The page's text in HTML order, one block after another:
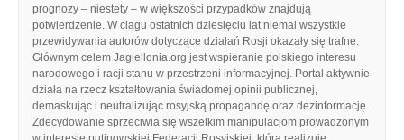
prognozy – niestety – w większości przypadków znajdują
potwierdzenie. W ciągu ostatnich dziesięciu lat niemal wszystkie
przewidywania autorów dotyczące działań Rosji okazały się trafne.
Głównym celem Jagiellonia.org jest wspieranie polskiego interesu
narodowego i racji stanu w przestrzeni informacyjnej. Portal aktywnie
działa na rzecz kształtowania świadomej opinii publicznej,
demaskując i neutralizując rosyjską propagandę oraz dezinformację.
Zdecydowanie sprzeciwia się wszelkim manipulacjom prowadzonym